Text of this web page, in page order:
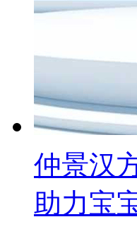
仲景汉
助力宝